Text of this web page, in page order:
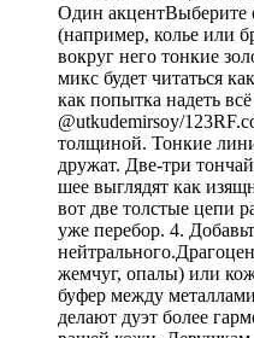
Один акцентВыберите
(например, колье или
вокруг него тонкие
микс будет читаться
как попытка надеть
@utkudemirsoy/
толщиной. Тонкие
дружат. Две-три
шее выглядят как
вот две толстые цепи
уже перебор. 4.
жемчуг, опалы) или
буфер между
делают дуэт более